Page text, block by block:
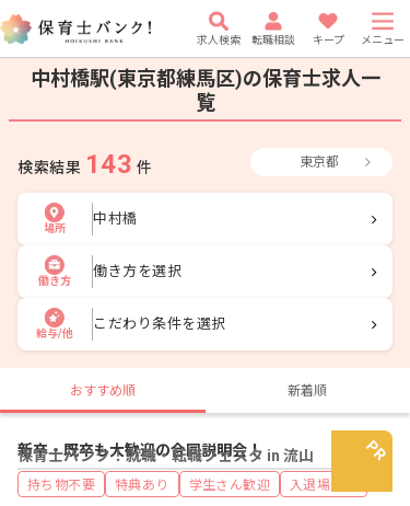
求人検索 転職相談 キープ メニュー
中村橋駅(東京都練馬区)の保育士求人一
覧
検索結果 143 件 東京都
場所
中村橋
働き方
働き方を選択
給与/他
こだわり条件を選択
おすすめ順 新着順
保育士バンク！就職・転職フェスタ in 流山
新卒・既卒も大歓迎の合同説明会！
持ち物不要 特典あり 学生さん歓迎 入退場自由